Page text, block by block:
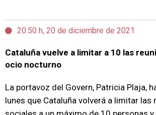
20:50 h, 20 de diciembre de 2021
Cataluña vuelve a limitar a 10 las
ocio nocturno
La portavoz del Govern, Patricia Plaja,
lunes que Cataluña volverá a limitar las